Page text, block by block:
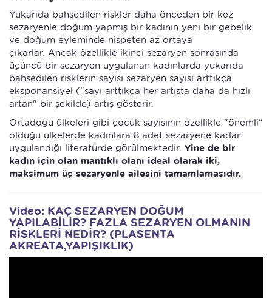
Yukarıda bahsedilen riskler daha önceden bir kez
sezaryenle doğum yapmış bir kadının yeni bir gebelik
ve doğum eyleminde nispeten az ortaya
çıkarlar. Ancak özellikle ikinci sezaryen sonrasında
üçüncü bir sezaryen uygulanan kadınlarda yukarıda
bahsedilen risklerin sayısı sezaryen sayısı arttıkça
eksponansiyel ("sayı arttıkça her artışta daha da hızlı
artan" bir şekilde) artış gösterir.
Ortadoğu ülkeleri gibi çocuk sayısının özellikle "önemli"
olduğu ülkelerde kadınlara 8 adet sezaryene kadar
uygulandığı literatürde görülmektedir. Yine de bir
kadın için olan mantıklı olanı ideal olarak iki,
maksimum üç sezaryenle ailesini tamamlamasıdır.
Video: KAÇ SEZARYEN DOĞUM
YAPILABİLİR? FAZLA SEZARYEN OLMANIN
RİSKLERİ NEDİR? (PLASENTA
AKREATA,YAPIŞIKLIK)